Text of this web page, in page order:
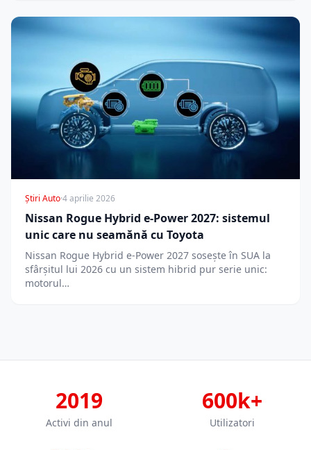
Știri Auto·4 aprilie 2026
Nissan Rogue Hybrid e-Power 2027: sistemul
unic care nu seamănă cu Toyota
Nissan Rogue Hybrid e-Power 2027 sosește în SUA la
sfârșitul lui 2026 cu un sistem hibrid pur serie unic:
motorul…
2019
Activi din anul
600k+
Utilizatori